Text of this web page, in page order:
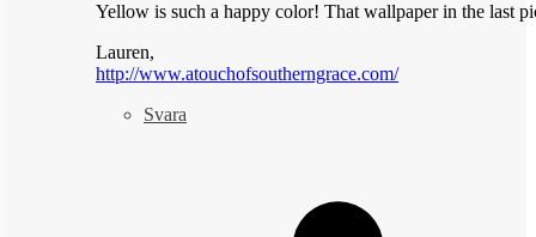
Yellow is such a happy color! That wallpaper in the last
Lauren,
http://www.atouchofsoutherngrace.com/
Svara